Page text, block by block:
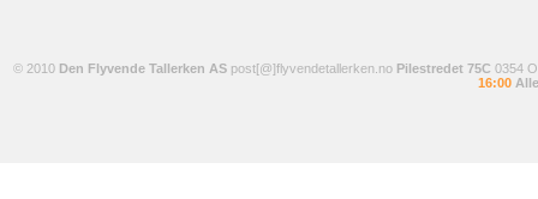
© 2010 Den Flyvende Tallerken ASpost[@]flyvendetallerken.no Pilestredet 75C 0354
16:00